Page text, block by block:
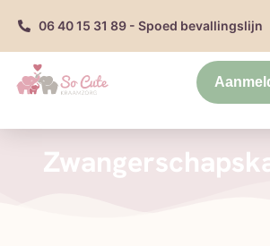
06 40 15 31 89 - Spoed bevallingslijn